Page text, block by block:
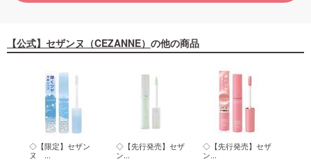
【公式】セザンヌ（CEZANNE） の他の商品
◇【限定】セザン
ヌ ...
◇【先行発売】セザ
ン...
◇【先行発売】セザ
ン...